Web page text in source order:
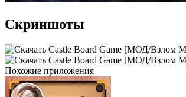
Скриншоты
Похожие приложения